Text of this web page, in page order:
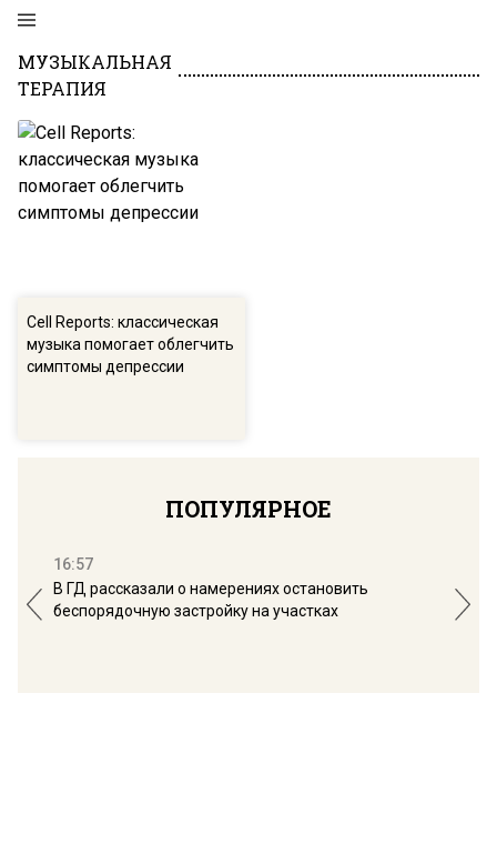
МУЗЫКАЛЬНАЯ
ТЕРАПИЯ
Cell Reports: классическая
музыка помогает облегчить
симптомы депрессии
ПОПУЛЯРНОЕ
16:57
В ГД рассказали о намерениях остановить
беспорядочную застройку на участках